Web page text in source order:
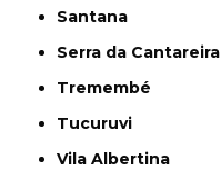
Santana
Serra da Cantareira
Tremembé
Tucuruvi
Vila Albertina